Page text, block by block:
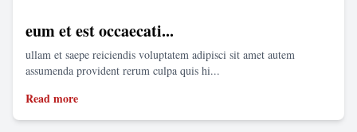
eum et est occaecati...
ullam et saepe reiciendis voluptatem adipisci sit amet autem
assumenda provident rerum culpa quis hi...
Read more